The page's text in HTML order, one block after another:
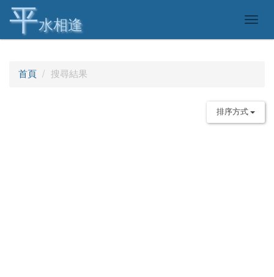
平水相逢
首頁 搜尋結果
排序方式